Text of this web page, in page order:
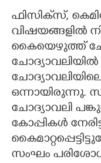
ഫിസിക്‌സ്,
വിഷയങ്ങളിൽ
കൈയെഴുത്ത്
ഒന്നായിരുന്നു.
ചോദ്യാവലി
കോപ്പികൾ
സംഘം